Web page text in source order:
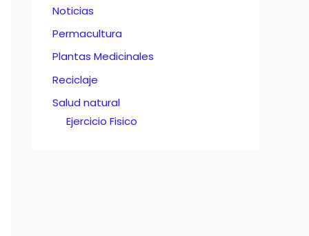
Noticias
Permacultura
Plantas Medicinales
Reciclaje
Salud natural
Ejercicio Fisico